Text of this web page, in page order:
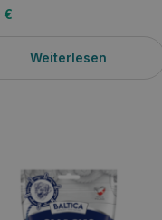
€
Weiterlesen